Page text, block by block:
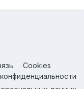
Cookies